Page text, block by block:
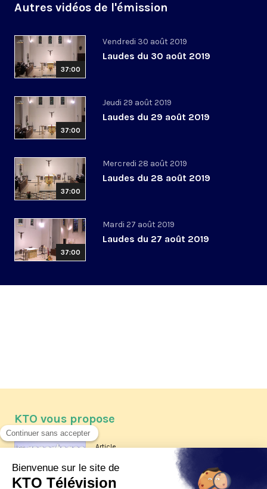
Autres vidéos de l'émission
37:00
Vendredi 30 août 2019
Laudes du 30 août 2019
37:00
Jeudi 29 août 2019
Laudes du 29 août 2019
37:00
Mercredi 28 août 2019
Laudes du 28 août 2019
37:00
Mardi 27 août 2019
Laudes du 27 août 2019
KTO vous propose
Article
Les reportages d'été 2026 de KTO